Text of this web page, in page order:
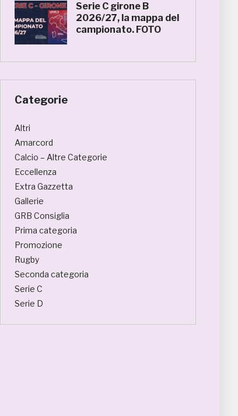
Serie C girone B
2026/27, la mappa del
campionato. FOTO
Categorie
Altri
Amarcord
Calcio – Altre Categorie
Eccellenza
Extra Gazzetta
Gallerie
GRB Consiglia
Prima categoria
Promozione
Rugby
Seconda categoria
Serie C
Serie D